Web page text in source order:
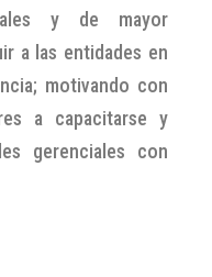
y de mayor
a las entidades en
motivando con
a capacitarse y
gerenciales con